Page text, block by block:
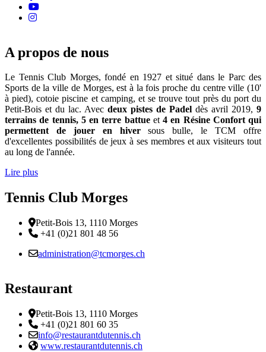
Youtube
instagram
A propos de nous
Le Tennis Club Morges, fondé en 1927 et situé dans le Parc des
Sports de la ville de Morges, est à la fois proche du centre ville (10'
à pied), cotoie piscine et camping, et se trouve tout près du port du
Petit-Bois et du lac. Avec deux pistes de Padel dès avril 2019, 9
terrains de tennis, 5 en terre battueet 4 en Résine Confort qui
permettent de jouer en hiversous bulle, le TCM offre
d'excellentes possibilités de jeux à ses membres et aux visiteurs tout
au long de l'année.
Lire plus
Tennis Club Morges
Adresse
Petit-Bois 13, 1110 Morges
Téléphone:
+41 (0)21 801 48 56
Email :
administration@tcmorges.ch
Restaurant
Adresse
Petit-Bois 13, 1110 Morges
Téléphone:
+41 (0)21 801 60 35
Email :
info@restaurantdutennis.ch
Site web:
www.restaurantdutennis.ch